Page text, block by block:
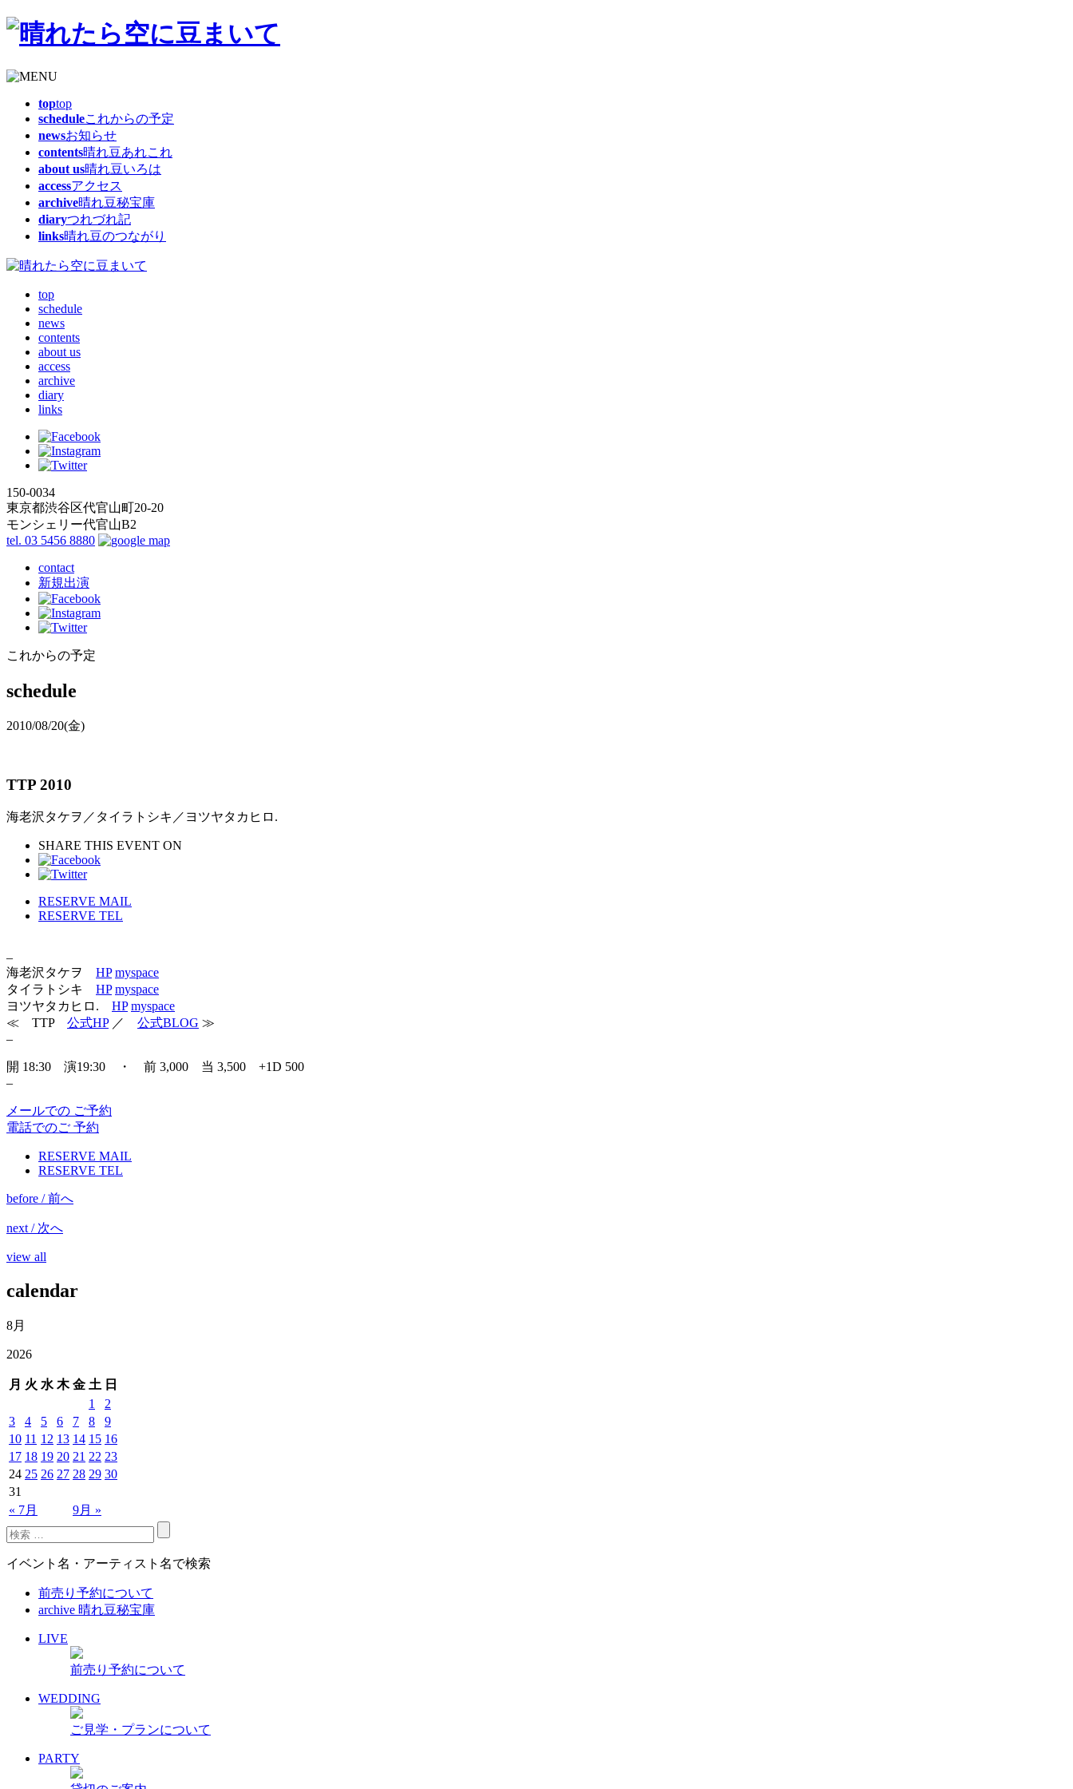
toptop
scheduleこれからの予定
newsお知らせ
contents晴れ豆あれこれ
about us晴れ豆いろは
accessアクセス
archive晴れ豆秘宝庫
diaryつれづれ記
links晴れ豆のつながり
top
schedule
news
contents
about us
access
archive
diary
links
150-0034
東京都渋谷区代官山町20-20
モンシェリー代官山B2
tel. 03 5456 8880
contact
新規出演
これからの予定
schedule
2010/08/20(金)
TTP 2010
海老沢タケヲ／タイラトシキ／ヨツヤタカヒロ.
SHARE THIS EVENT ON
RESERVE MAIL
RESERVE TEL
–
海老沢タケヲ HP myspace
タイラトシキ HP myspace
ヨツヤタカヒロ. HP myspace
≪ TTP 公式HP／ 公式BLOG ≫
–
開 18:30 演19:30 ・ 前 3,000 当 3,500 +1D 500
–
メールでの ご予約
電話でのご 予約
RESERVE MAIL
RESERVE TEL
before / 前へ
next / 次へ
view all
calendar
8月
2026
月 火 水 木 金 土 日
« 7月 9月 »
1
2
3
4 5 6 7 8
9
10 11 12 13 14 15 16
17 18 19 20 21 22 23
24 25 26 27 28 29 30
31
イベント名・アーティスト名で検索
前売り予約について
archive 晴れ豆秘宝庫
LIVE
前売り予約について
WEDDING
ご見学・プランについて
PARTY